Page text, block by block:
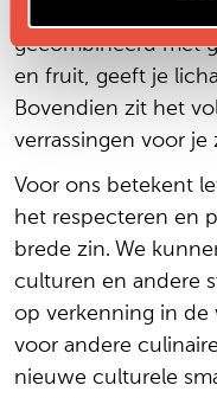
gecombineerd met
en fruit, geeft je
Bovendien zit het
verrassingen voor je
Voor ons betekent
het respecteren en
brede zin. We
culturen en andere
op verkenning in de
voor andere
nieuwe culturele